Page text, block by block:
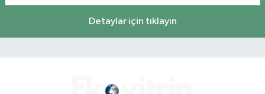
Detaylar için tıklayın